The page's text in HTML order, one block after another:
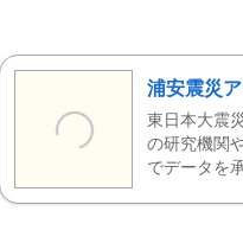
浦安震災ア
東日本大震
の研究機関
でデータを